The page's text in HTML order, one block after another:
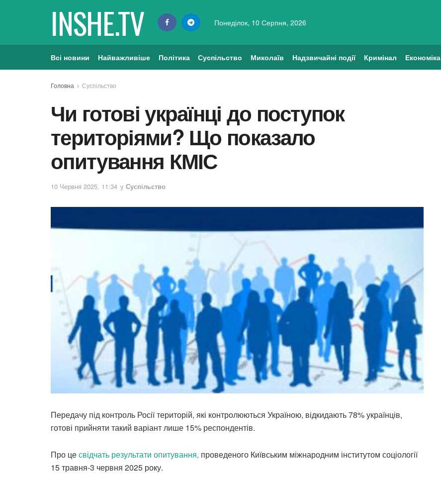
INSHE.TV Понеділок, 10 Серпня, 2026
Всі новини Найважливіше Політика Суспільство Миколаїв Надзвичайні події Кримінал Економіка
Головна Суспільство
Чи готові українці до поступок
територіями? Що показало
опитування КМІС
10 Червня 2025, 11:34 у Суспільство
Передачу під контроль Росії територій, які контролюються Україною, відкидають 78% українців,
готові прийняти такий варіант лише 15% респондентів.
Про цесвідчать результати опитування, проведеного Київським міжнародним інститутом соціології
15 травня-3 червня 2025 року.